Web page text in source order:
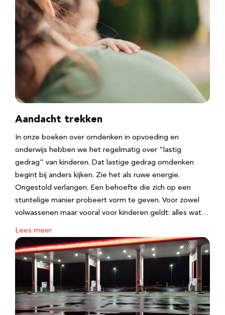
Aandacht trekken
In onze boeken over omdenken in opvoeding en
onderwijs hebben we het regelmatig over “lastig
gedrag” van kinderen. Dat lastige gedrag omdenken
begint bij anders kijken. Zie het als ruwe energie.
Ongestold verlangen. Een behoefte die zich op een
stuntelige manier probeert vorm te geven. Voor zowel
volwassenen maar vooral voor kinderen geldt: alles wat…
Lees meer